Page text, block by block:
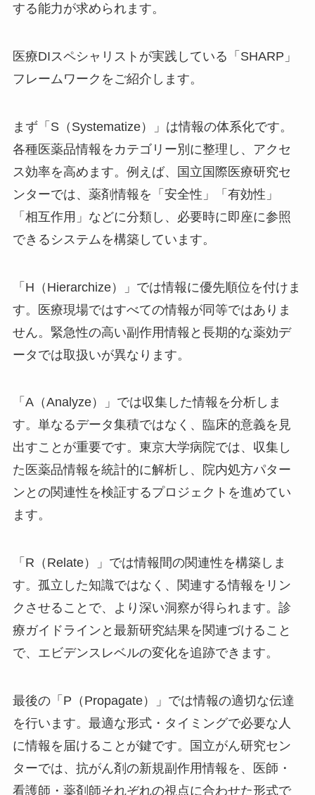
する能力が求められます。
医療DIスペシャリストが実践している「SHARP」
フレームワークをご紹介します。
まず「S（Systematize）」は情報の体系化です。
各種医薬品情報をカテゴリー別に整理し、アクセ
ス効率を高めます。例えば、国立国際医療研究セ
ンターでは、薬剤情報を「安全性」「有効性」
「相互作用」などに分類し、必要時に即座に参照
できるシステムを構築しています。
「H（Hierarchize）」では情報に優先順位を付けま
す。医療現場ではすべての情報が同等ではありま
せん。緊急性の高い副作用情報と長期的な薬効デ
ータでは取扱いが異なります。
「A（Analyze）」では収集した情報を分析しま
す。単なるデータ集積ではなく、臨床的意義を見
出すことが重要です。東京大学病院では、収集し
た医薬品情報を統計的に解析し、院内処方パター
ンとの関連性を検証するプロジェクトを進めてい
ます。
「R（Relate）」では情報間の関連性を構築しま
す。孤立した知識ではなく、関連する情報をリン
クさせることで、より深い洞察が得られます。診
療ガイドラインと最新研究結果を関連づけること
で、エビデンスレベルの変化を追跡できます。
最後の「P（Propagate）」では情報の適切な伝達
を行います。最適な形式・タイミングで必要な人
に情報を届けることが鍵です。国立がん研究セン
ターでは、抗がん剤の新規副作用情報を、医師・
看護師・薬剤師それぞれの視点に合わせた形式で